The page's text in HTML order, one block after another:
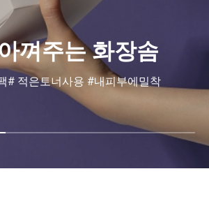
5겹 화장솜
게 분리해서 사용해보세요!